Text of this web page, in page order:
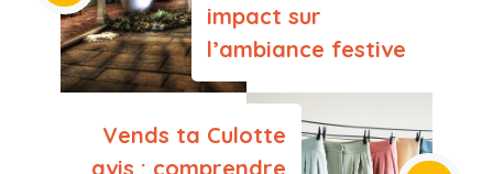
impact sur
l’ambiance festive
Vends ta Culotte
avis : comprendre